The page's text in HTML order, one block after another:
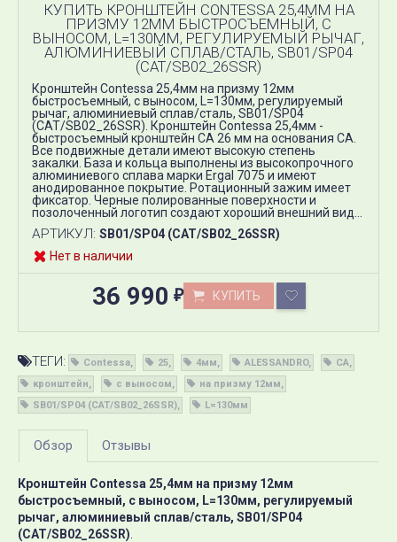
КУПИТЬ КРОНШТЕЙН CONTESSA 25,4ММ НА
ПРИЗМУ 12ММ БЫСТРОСЪЕМНЫЙ, С
ВЫНОСОМ, L=130ММ, РЕГУЛИРУЕМЫЙ РЫЧАГ,
АЛЮМИНИЕВЫЙ СПЛАВ/СТАЛЬ, SB01/SP04
(CAT/SB02_26SSR)
Кронштейн Contessa 25,4мм на призму 12мм
быстросъемный, с выносом, L=130мм, регулируемый
рычаг, алюминиевый сплав/сталь, SB01/SP04
(CAT/SB02_26SSR)​. Кронштейн Contessa 25,4мм -
быстросъемный кронштейн СА 26 мм на основания СА.
Все подвижные детали имеют высокую степень
закалки. База и кольца выполнены из высокопрочного
алюминиевого сплава марки Ergal 7075 и имеют
анодированное покрытие. Ротационный зажим имеет
фиксатор. Черные полированные поверхности и
позолоченный логотип создают хороший внешний вид...
АРТИКУЛ: SB01/SP04 (CAT/SB02_26SSR)
Нет в наличии
36 990 ₽ КУПИТЬ
ТЕГИ: Contessa 25 4мм ALESSANDRO
CA
кронштейн
с выносом
на призму 12мм
SB01/SP04 (CAT/SB02_26SSR)
L=130мм
Обзор Отзывы
Кронштейн Contessa 25,4мм на призму 12мм
быстросъемный, с выносом, L=130мм, регулируемый
рычаг, алюминиевый сплав/сталь, SB01/SP04
(CAT/SB02_26SSR)